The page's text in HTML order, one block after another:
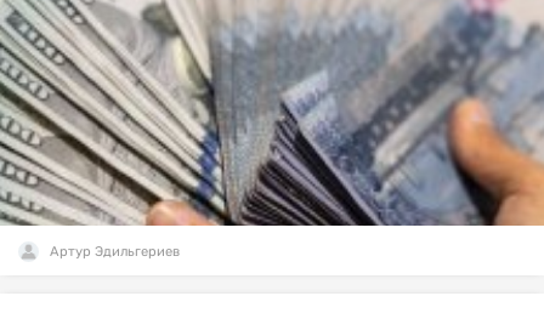
Артур Эдильгериев